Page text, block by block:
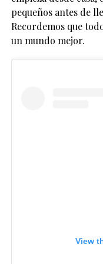
pequeños antes de
Recordemos que
un mundo mejor.
View